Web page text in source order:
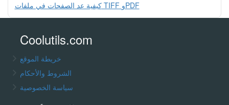
كيفية عد الصفحات في ملفات TIFF وPDF
Coolutils.com
خريطة الموقع
الشروط والأحكام
سياسة الخصوصية